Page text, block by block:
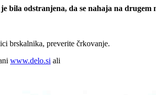
bila odstranjena, da se nahaja na drugem
brskalnika, preverite črkovanje.
www.delo.si ali